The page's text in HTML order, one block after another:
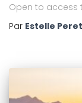
Open to access
Par Estelle